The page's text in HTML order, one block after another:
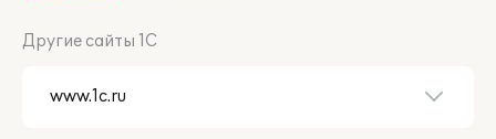
Другие сайты 1С